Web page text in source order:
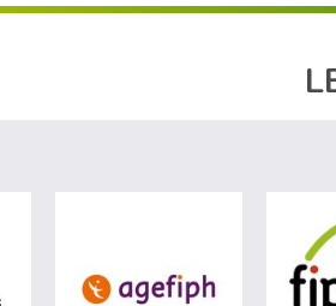
visiter les site de Ministère du travail
visiter les site